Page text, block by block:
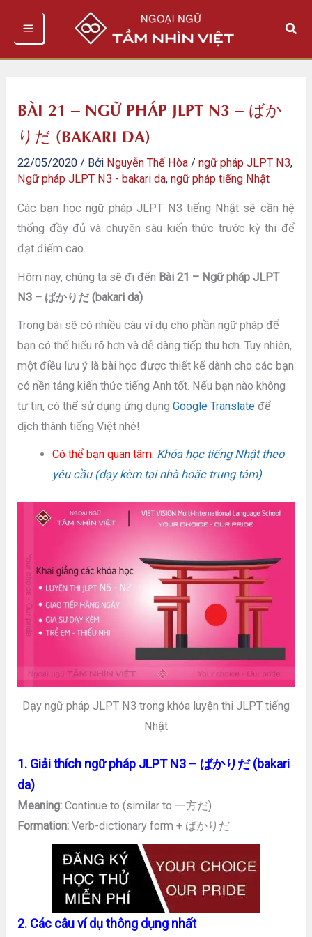
Tìm
BÀI 21 – NGỮ PHÁP JLPT N3 – ばか
りだ (BAKARI DA)
22/05/2020 / Bởi Nguyễn Thế Hòa /ngữ pháp JLPT N3,
Ngữ pháp JLPT N3 - bakari da,ngữ pháp tiếng Nhật
Các bạn học ngữ pháp JLPT N3 tiếng Nhật sẽ cần hệ
thống đầy đủ và chuyên sâu kiến thức trước kỳ thi để
đạt điểm cao.
Hôm nay, chúng ta sẽ đi đến Bài 21 – Ngữ pháp JLPT
N3 – ばかりだ (bakari da)
Trong bài sẽ có nhiều câu ví dụ cho phần ngữ pháp để
bạn có thể hiểu rõ hơn và dễ dàng tiếp thu hơn. Tuy nhiên,
một điều lưu ý là bài học được thiết kế dành cho các bạn
có nền tảng kiến thức tiếng Anh tốt. Nếu bạn nào không
tự tin, có thể sử dụng ứng dụngGoogle Translate để
dịch thành tiếng Việt nhé!
Có thể bạn quan tâm: Khóa học tiếng Nhật theo
yêu cầu (dạy kèm tại nhà hoặc trung tâm)
Dạy ngữ pháp JLPT N3 trong khóa luyện thi JLPT tiếng
Nhật
1. Giải thích ngữ pháp JLPT N3 – ばかりだ (bakari
da)
Meaning: Continue to (similar to 一方だ)
Formation:Verb-dictionary form + ばかりだ
2. Các câu ví dụ thông dụng nhất